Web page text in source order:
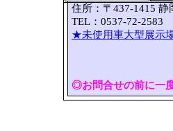
住所：〒437-1415 静
TEL：0537-72-
★未使用車大型展示
◎お問合せの前に一